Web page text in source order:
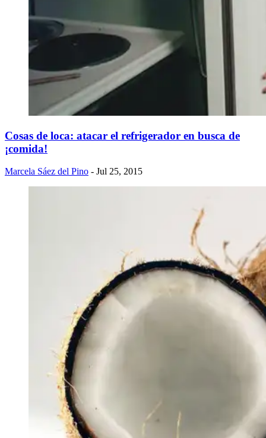
Cosas de loca: atacar el refrigerador en busca de
¡comida!
Marcela Sáez del Pino - Jul 25, 2015